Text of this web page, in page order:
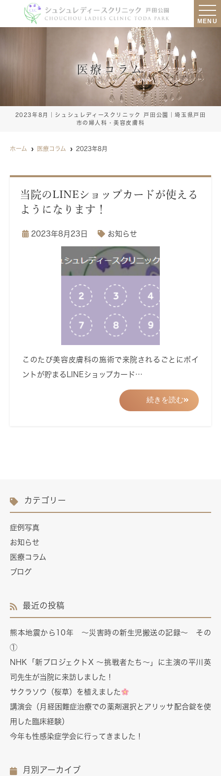
MENU
医療コラム
2023年8月｜シュシュレディースクリニック 戸田公園｜埼玉県戸田
市の婦人科・美容皮膚科
ホーム 医療コラム 2023年8月
当院のLINEショップカードが使える
ようになります！
2023年8月23日 お知らせ
このたび美容皮膚科の施術で来院されるごとにポイ
ントが貯まるLINEショップカード…
続きを読む
カテゴリー
症例写真
お知らせ
医療コラム
ブログ
最近の投稿
熊本地震から10年 ～災害時の新生児搬送の記録～ その
①
NHK「新プロジェクトX ～挑戦者たち～」に主演の平川英
司先生が当院に来訪しました！
サクラソウ（桜草）を植えました
講演会（月経困難症治療での薬剤選択とアリッサ配合錠を使
用した臨床経験）
今年も性感染症学会に行ってきました！
月別アーカイブ